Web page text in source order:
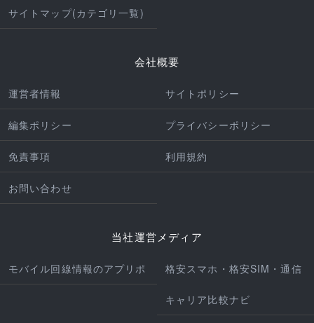
サイトマップ(カテゴリ一覧)
会社概要
運営者情報 サイトポリシー
編集ポリシー プライバシーポリシー
免責事項 利用規約
お問い合わせ
当社運営メディア
モバイル回線情報のアプリポ 格安スマホ・格安SIM・通信
キャリア比較ナビ